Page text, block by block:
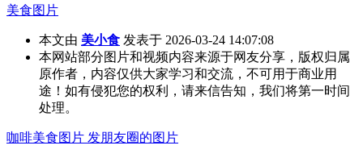
美食图片
本文由 美小食 发表于 2026-03-24 14:07:08
本网站部分图片和视频内容来源于网友分享，版权归属
原作者，内容仅供大家学习和交流，不可用于商业用
途！如有侵犯您的权利，请来信告知，我们将第一时间
处理。
咖啡美食图片 发朋友圈的图片